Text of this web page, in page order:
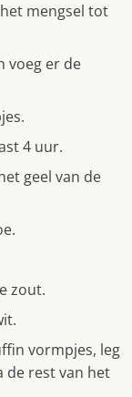
mengsel tot
voeg er de
4 uur.
geel van de
zout.
vormpjes, leg
de rest van het